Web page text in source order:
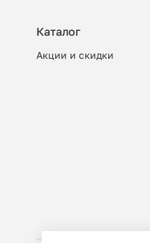
Каталог
Акции и скидки